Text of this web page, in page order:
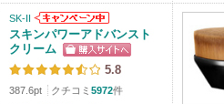
SK-II
スキンパワーアドバンスト
クリーム
5.8
387.6pt クチコミ 5972件